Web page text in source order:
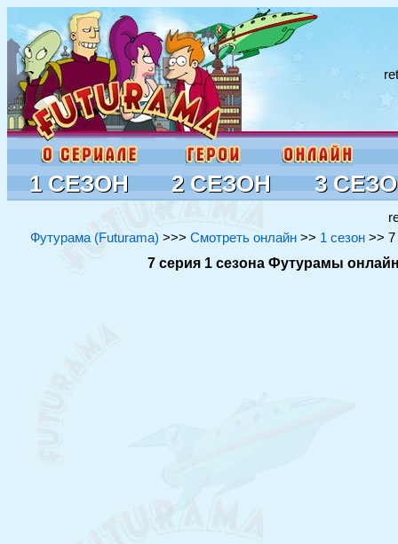
1 СЕЗОН 2 СЕЗОН 3
Футурама (Futurama) >>> Смотреть онлайн >> 1 сезон >> 7
7 серия 1 сезона Футурамы